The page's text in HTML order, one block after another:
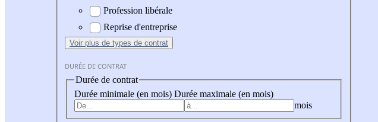
Profession libérale
Reprise d'entreprise
Voir plus de types de contrat
DURÉE DE CONTRAT
Durée de contrat
Durée minimale (en mois) Durée maximale (en mois)
mois